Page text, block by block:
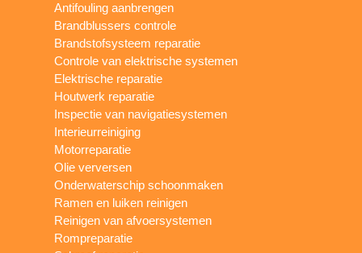
Antifouling aanbrengen
Brandblussers controle
Brandstofsysteem reparatie
Controle van elektrische systemen
Elektrische reparatie
Houtwerk reparatie
Inspectie van navigatiesystemen
Interieurreiniging
Motorreparatie
Olie verversen
Onderwaterschip schoonmaken
Ramen en luiken reinigen
Reinigen van afvoersystemen
Rompreparatie